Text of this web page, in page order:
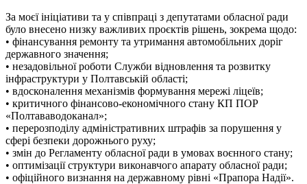
За моєї ініціативи та у співпраці з депутатами обласної ради
було внесено низку важливих проєктів рішень, зокрема щодо:
• фінансування ремонту та утримання автомобільних доріг
державного значення;
• незадовільної роботи Служби відновлення та розвитку
інфраструктури у Полтавській області;
• вдосконалення механізмів формування мережі ліцеїв;
• критичного фінансово-економічного стану КП ПОР
«Полтававодоканал»;
• перерозподілу адміністративних штрафів за порушення у
сфері безпеки дорожнього руху;
• змін до Регламенту обласної ради в умовах воєнного стану;
• оптимізації структури виконавчого апарату обласної ради;
• офіційного визнання на державному рівні «Прапора Надії».